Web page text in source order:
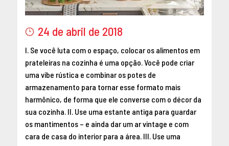
MAIO 2016
MARÇO 2016
FEVEREIRO 2016
JANEIRO 2016
DEZEMBRO 2015
NOVEMBRO 2015
OUTUBRO 2015
SETEMBRO 2015
AGOSTO 2015
24 de abril de 2018
I. Se você luta com o espaço, colocar os alimentos em
prateleiras na cozinha é uma opção. Você pode criar
uma vibe rústica e combinar os potes de
armazenamento para tornar esse formato mais
harmônico, de forma que ele converse com o décor da
sua cozinha. II. Use uma estante antiga para guardar
os mantimentos – e ainda dar um ar vintage e com
cara de casa do interior para a área. III. Use uma